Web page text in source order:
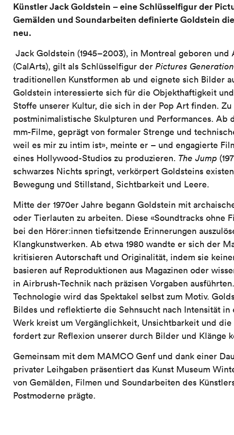
Künstler Jack Goldstein – eine Schlüsselfigur der
Gemälden und Soundarbeiten definierte Goldstein
neu.
Jack Goldstein (1945–2003), in Montreal geboren
(CalArts), gilt als Schlüsselfigur der Pictures Generation
traditionellen Kunstformen ab und eignete sich Bilder
Goldstein interessierte sich für die Objekthaftigkeit
Stoffe unserer Kultur, die sich in der Pop Art finden.
postminimalistische Skulpturen und Performances. Ab
mm-Filme, geprägt von formaler Strenge und
weil es mir zu intim ist», meinte er – und engagierte
eines Hollywood-Studios zu produzieren. The Jump
schwarzes Nichts springt, verkörpert Goldsteins
Bewegung und Stillstand, Sichtbarkeit und Leere.
Mitte der 1970er Jahre begann Goldstein mit
oder Tierlauten zu arbeiten. Diese «Soundtracks ohne
bei den Hörer:innen tiefsitzende Erinnerungen
Klangkunstwerken. Ab etwa 1980 wandte er sich der
kritisieren Autorschaft und Originalität, indem sie
basieren auf Reproduktionen aus Magazinen oder
in Airbrush-Technik nach präzisen Vorgaben
Technologie wird das Spektakel selbst zum Motiv.
Bildes und reflektierte die Sehnsucht nach Intensität
Werk kreist um Vergänglichkeit, Unsichtbarkeit und
fordert zur Reflexion unserer durch Bilder und Klänge
Gemeinsam mit dem MAMCO Genf und dank einer
privater Leihgaben präsentiert das Kunst Museum
von Gemälden, Filmen und Soundarbeiten des
Postmoderne prägte.